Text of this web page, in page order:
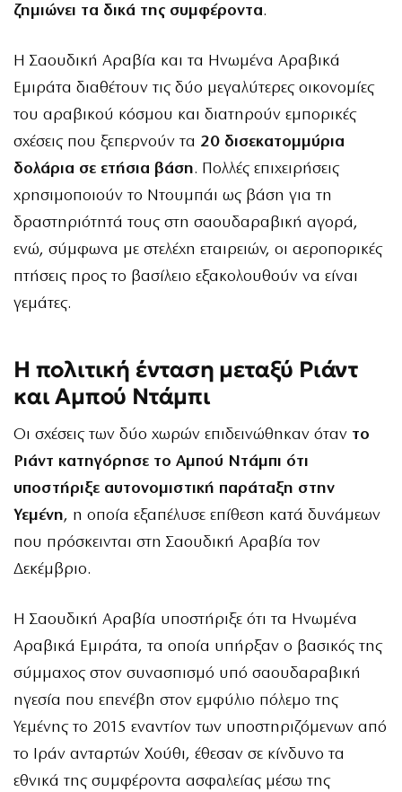
ζημιώνει τα δικά της συμφέροντα.
Η Σαουδική Αραβία και τα Ηνωμένα Αραβικά
Εμιράτα διαθέτουν τις δύο μεγαλύτερες οικονομίες
του αραβικού κόσμου και διατηρούν εμπορικές
σχέσεις που ξεπερνούν τα 20 δισεκατομμύρια
δολάρια σε ετήσια βάση. Πολλές επιχειρήσεις
χρησιμοποιούν το Ντουμπάι ως βάση για τη
δραστηριότητά τους στη σαουδαραβική αγορά,
ενώ, σύμφωνα με στελέχη εταιρειών, οι αεροπορικές
πτήσεις προς το βασίλειο εξακολουθούν να είναι
γεμάτες.
Η πολιτική ένταση μεταξύ Ριάντ
και Αμπού Ντάμπι
Οι σχέσεις των δύο χωρών επιδεινώθηκαν όταν το
Ριάντ κατηγόρησε το Αμπού Ντάμπι ότι
υποστήριξε αυτονομιστική παράταξη στην
Υεμένη, η οποία εξαπέλυσε επίθεση κατά δυνάμεων
που πρόσκεινται στη Σαουδική Αραβία τον
Δεκέμβριο.
Η Σαουδική Αραβία υποστήριξε ότι τα Ηνωμένα
Αραβικά Εμιράτα, τα οποία υπήρξαν ο βασικός της
σύμμαχος στον συνασπισμό υπό σαουδαραβική
ηγεσία που επενέβη στον εμφύλιο πόλεμο της
Υεμένης το 2015 εναντίον των υποστηριζόμενων από
το Ιράν ανταρτών Χούθι, έθεσαν σε κίνδυνο τα
εθνικά της συμφέροντα ασφαλείας μέσω της